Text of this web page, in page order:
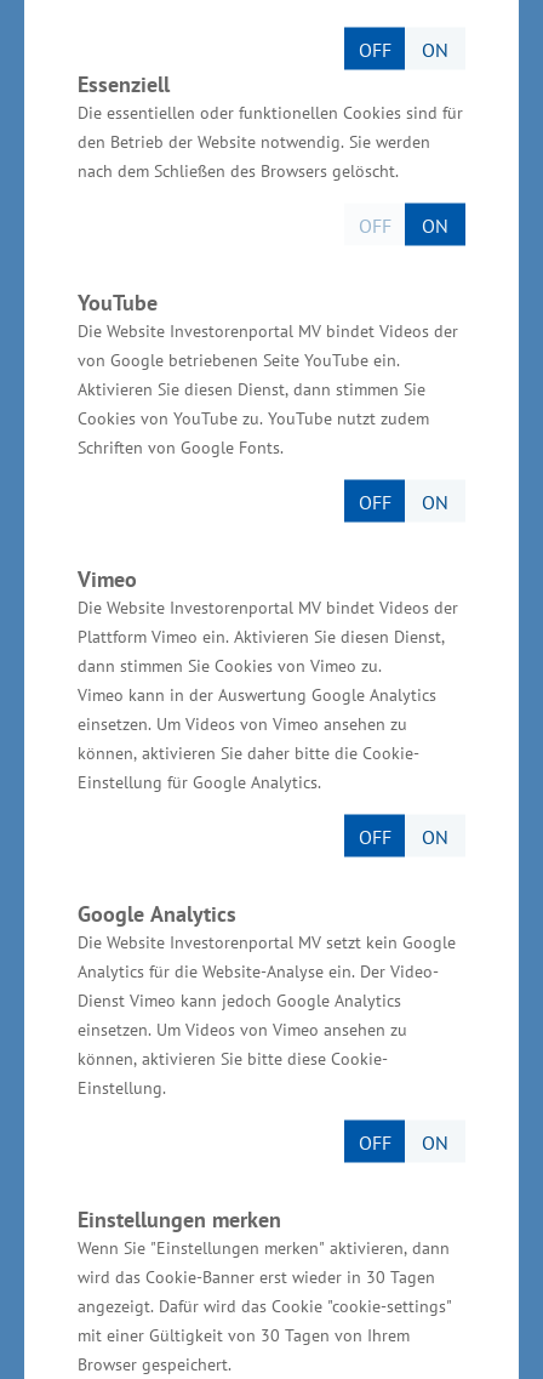
OFF ON
Essenziell
Die essentiellen oder funktionellen Cookies sind für
den Betrieb der Website notwendig. Sie werden
nach dem Schließen des Browsers gelöscht.
OFF ON
YouTube
Die Website Investorenportal MV bindet Videos der
von Google betriebenen Seite YouTube ein.
Aktivieren Sie diesen Dienst, dann stimmen Sie
Cookies von YouTube zu. YouTube nutzt zudem
Schriften von Google Fonts.
OFF ON
Vimeo
Die Website Investorenportal MV bindet Videos der
Plattform Vimeo ein. Aktivieren Sie diesen Dienst,
dann stimmen Sie Cookies von Vimeo zu.
Vimeo kann in der Auswertung Google Analytics
einsetzen. Um Videos von Vimeo ansehen zu
können, aktivieren Sie daher bitte die Cookie-
Einstellung für Google Analytics.
OFF ON
Google Analytics
Die Website Investorenportal MV setzt kein Google
Analytics für die Website-Analyse ein. Der Video-
Dienst Vimeo kann jedoch Google Analytics
einsetzen. Um Videos von Vimeo ansehen zu
können, aktivieren Sie bitte diese Cookie-
Einstellung.
OFF ON
Einstellungen merken
Wenn Sie "Einstellungen merken" aktivieren, dann
wird das Cookie-Banner erst wieder in 30 Tagen
angezeigt. Dafür wird das Cookie "cookie-settings"
mit einer Gültigkeit von 30 Tagen von Ihrem
Browser gespeichert.
Mecklenburg-Vorpommern den Weltmarkt.
CLEARUM will Forschung, Entwicklung,
Innovation und Produktion marktorientiert
verzahnen. Das Wirtschaftsministerium wird
dabei unterstützen", sagte Rudolph.
Zusammenarbeit mit Hochschulen ausbauen
Der Staatssekretär regte vor Ort die verstärkte
Zusammenarbeit von noch mehr heimischen
Unternehmen mit Universitäten, Hochschulen
und außeruniversitären Forschungsinstituten
im Rahmen der Verbundforschung, also
Kooperationen zwischen Unternehmen und
Wissenschaft, gibt es
Unterstützungsmöglichkeiten, Projekte mit
wissenschaftlichen Partnern zu fördern, um im
Ergebnis zu mehr marktfähigen Produkten zu
kommen", so Rudolph. Für die Förderung von
Forschung, Entwicklung und Innovation in
Mecklenburg-Vorpommern stellt das
Wirtschaftsministerium in der EU-Förderperiode
2014 bis 2020 Mittel in Höhe von insgesamt
168 Millionen Eu-ro aus Mitteln des
Europäischen Fonds für regionale Entwick-lung
(EFRE) zur Verfügung.
Weitere Informationen zum Unternehmen
Die CLEARUM GmbH ist ein Unternehmen,
welches auf die Herstellung von
Hohlfasermembranen für medizinische
Anwendungen spezialisiert ist. Geschäftsführer